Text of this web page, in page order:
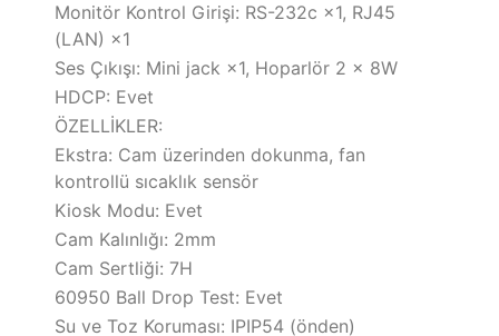
Monitör Kontrol Girişi: RS-232c ×1, RJ45
(LAN) ×1
Ses Çıkışı: Mini jack ×1, Hoparlör 2 x 8W
HDCP: Evet
ÖZELLİKLER:
Ekstra: Cam üzerinden dokunma, fan
kontrollü sıcaklık sensör
Kiosk Modu: Evet
Cam Kalınlığı: 2mm
Cam Sertliği: 7H
60950 Ball Drop Test: Evet
Su ve Toz Koruması: IPIP54 (önden)